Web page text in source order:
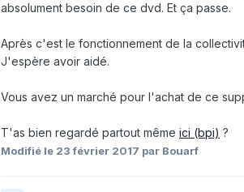
absolument besoin de ce dvd. Et ça passe.
Après c'est le fonctionnement de la
J'espère avoir aidé.
Vous avez un marché pour l'achat de ce
T'as bien regardé partout même ici (bpi) ?
Modifié le 23 février 2017 par Bouarf